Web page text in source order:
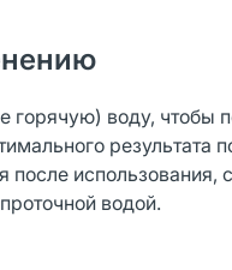
горячую) воду,
результата
после использования,
водой.